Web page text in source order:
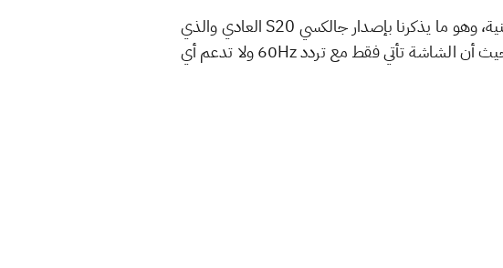
الهاتف يتوفّر فقط بسعة تخزين 128 جيجابايت إلى جانب 8 جيجابايت من المساحة التخزينية، وهو ما يذكرنا بإصدار جالكسي S20 العادي والذي
كان محدودًا بشكل ملحوظ في المواصفات، لكن ما يخزلنا فيه هذا الهاتف هو تردد الشاشة، حيث أن الشاشة تأتي فقط مع تردد 60Hz ولا تدعم أي